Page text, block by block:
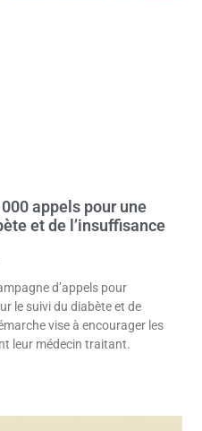
appels pour une
et de l’insuffisance
d’appels pour
le suivi du diabète et de
vise à encourager les
leur médecin traitant.